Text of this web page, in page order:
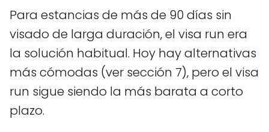
Para estancias de más de 90 días sin
visado de larga duración, el visa run era
la solución habitual. Hoy hay alternativas
más cómodas (ver sección 7), pero el visa
run sigue siendo la más barata a corto
plazo.